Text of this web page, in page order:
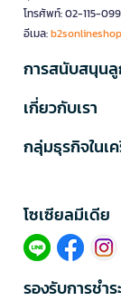
โทรศัพท์: 02-115-
อีเมล:
การสนับสนุน
เกี่ยวกับเรา
กลุ่มธุรกิจในเ
โซเซียลมีเดีย​
รองรับการชำร